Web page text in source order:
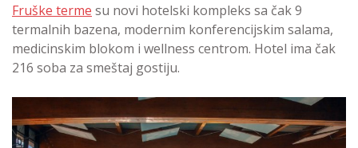
Fruške terme su novi hotelski kompleks sa čak 9
termalnih bazena, modernim konferencijskim salama,
medicinskim blokom i wellness centrom. Hotel ima čak
216 soba za smeštaj gostiju.